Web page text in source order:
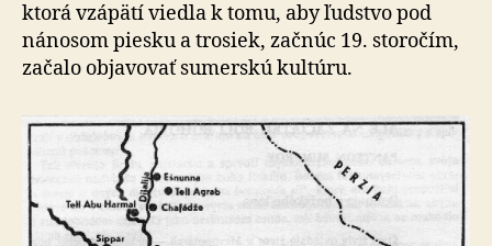
ktorá vzápätí viedla k tomu, aby ľudstvo pod
nánosom piesku a trosiek, začnúc 19. storočím,
začalo objavovať sumerskú kultúru.